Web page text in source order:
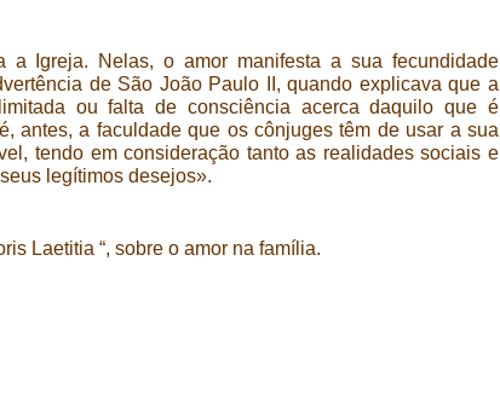
a Igreja. Nelas, o amor manifesta a sua fecundidade
de São João Paulo II, quando explicava que a
ou falta de consciência acerca daquilo que é
antes, a faculdade que os cônjuges têm de usar a sua
tendo em consideração tanto as realidades sociais e
legítimos desejos».
Laetitia “, sobre o amor na família.